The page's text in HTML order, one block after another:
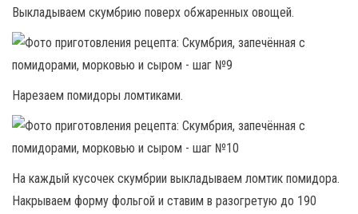
Выкладываем скумбрию поверх обжаренных овощей.
Нарезаем помидоры ломтиками.
На каждый кусочек скумбрии выкладываем ломтик помидора.
Накрываем форму фольгой и ставим в разогретую до 190